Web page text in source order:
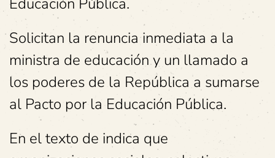
Solicitan la renuncia inmediata a la
ministra de educación y un llamado a
los poderes de la República a sumarse
al Pacto por la Educación Pública.
En el texto de indica que